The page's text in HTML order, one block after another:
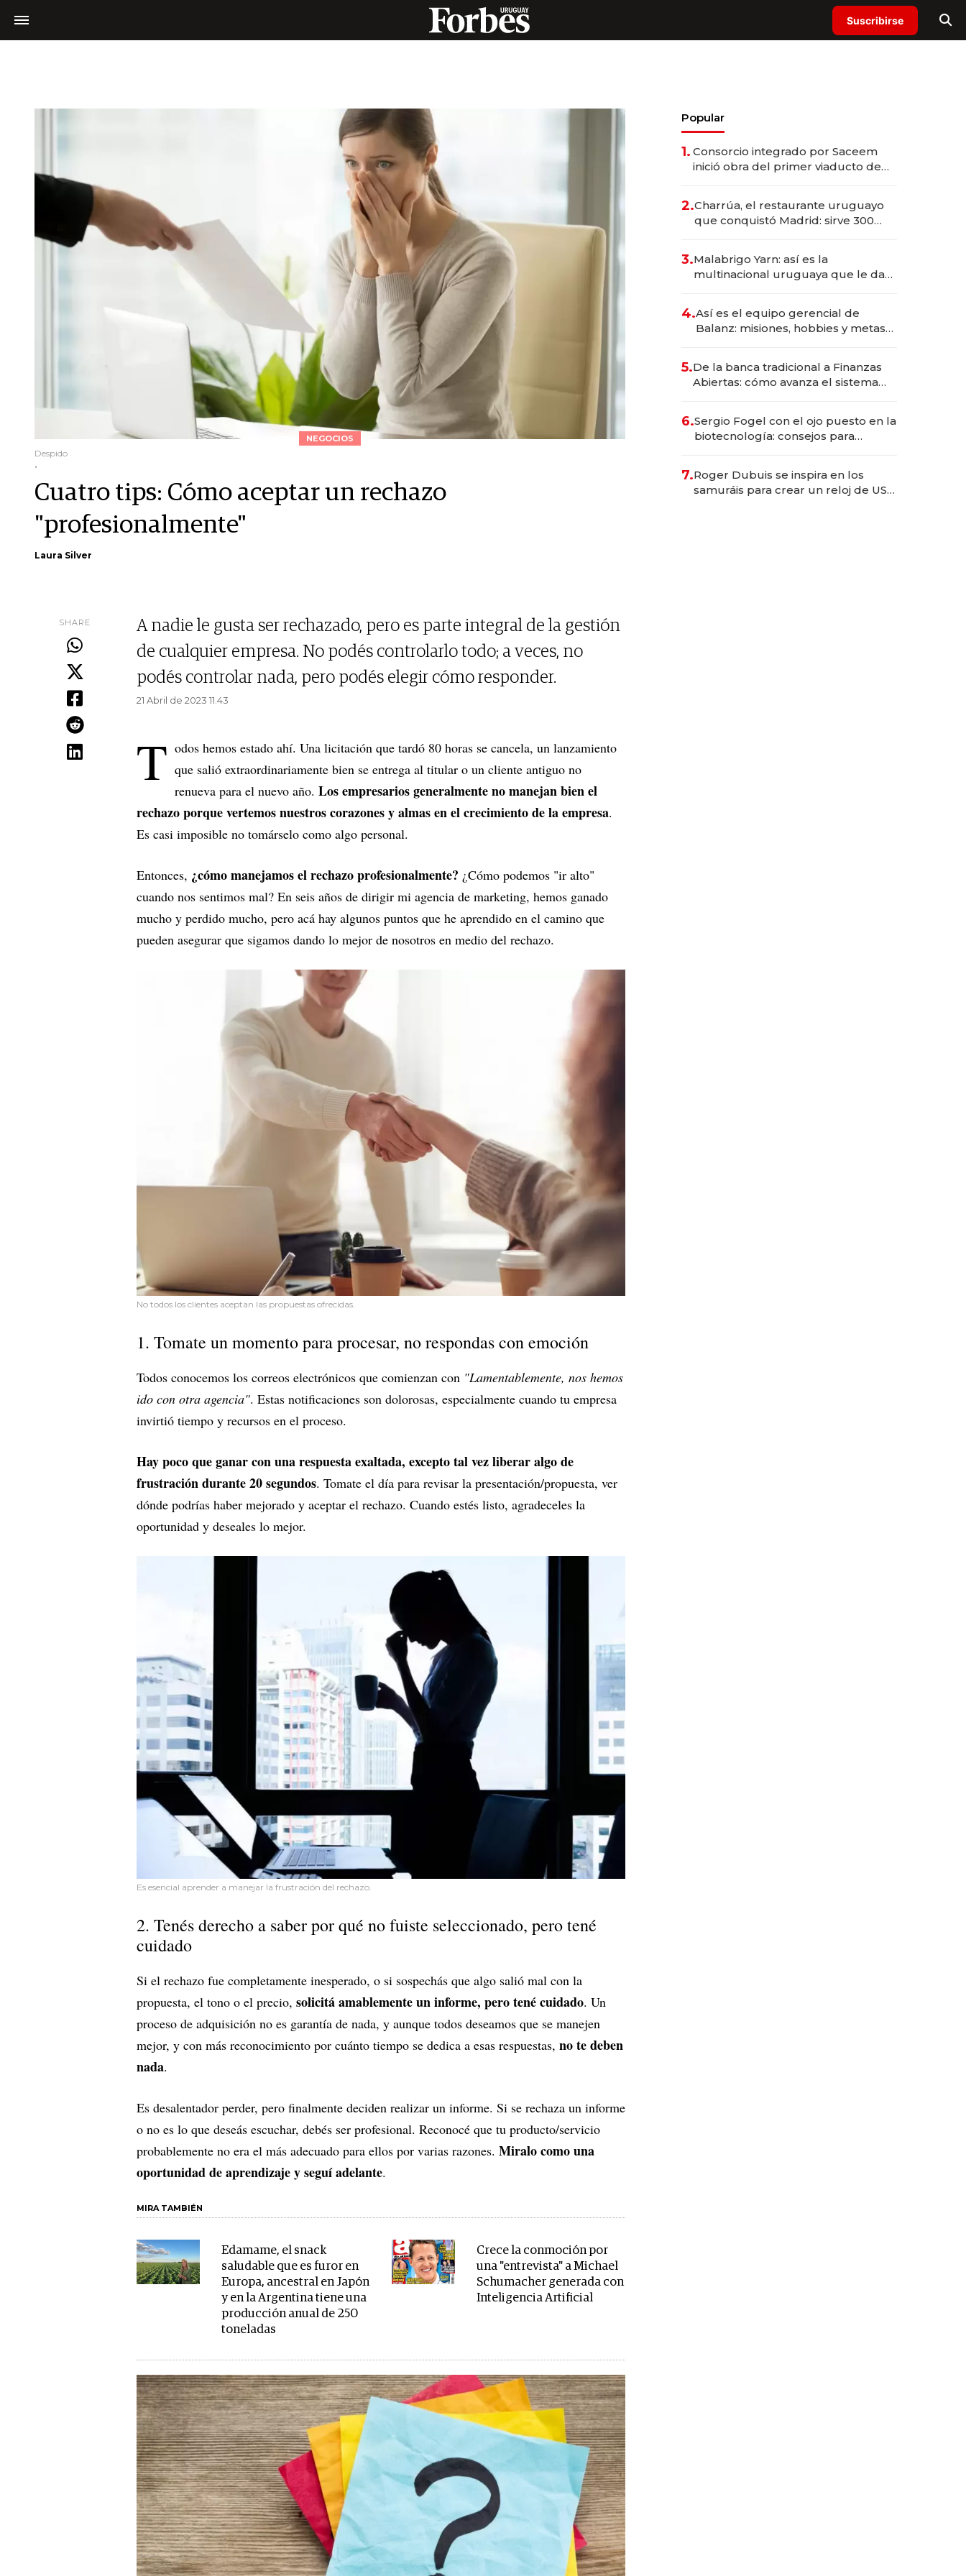
Suscribirse
NEGOCIOS
Despido
.
Cuatro tips: Cómo aceptar un rechazo
"profesionalmente"
Laura Silver
SHARE
A nadie le gusta ser rechazado, pero es parte integral de la gestión
de cualquier empresa. No podés controlarlo todo; a veces, no
podés controlar nada, pero podés elegir cómo responder.
21 Abril de 2023 11.43
T odos hemos estado ahí. Una licitación que tardó 80 horas se cancela, un lanzamiento
que salió extraordinariamente bien se entrega al titular o un cliente antiguo no
renueva para el nuevo año. Los empresarios generalmente no manejan bien el
rechazo porque vertemos nuestros corazones y almas en el crecimiento de la empresa.
Es casi imposible no tomárselo como algo personal.
Entonces, ¿cómo manejamos el rechazo profesionalmente? ¿Cómo podemos "ir alto"
cuando nos sentimos mal? En seis años de dirigir mi agencia de marketing, hemos ganado
mucho y perdido mucho, pero acá hay algunos puntos que he aprendido en el camino que
pueden asegurar que sigamos dando lo mejor de nosotros en medio del rechazo.
No todos los clientes aceptan las propuestas ofrecidas.
1. Tomate un momento para procesar, no respondas con emoción
Todos conocemos los correos electrónicos que comienzan con "Lamentablemente, nos hemos
ido con otra agencia". Estas notificaciones son dolorosas, especialmente cuando tu empresa
invirtió tiempo y recursos en el proceso.
Hay poco que ganar con una respuesta exaltada, excepto tal vez liberar algo de
frustración durante 20 segundos. Tomate el día para revisar la presentación/propuesta, ver
dónde podrías haber mejorado y aceptar el rechazo. Cuando estés listo, agradeceles la
oportunidad y deseales lo mejor.
Es esencial aprender a manejar la frustración del rechazo.
2. Tenés derecho a saber por qué no fuiste seleccionado, pero tené
cuidado
Si el rechazo fue completamente inesperado, o si sospechás que algo salió mal con la
propuesta, el tono o el precio, solicitá amablemente un informe, pero tené cuidado. Un
proceso de adquisición no es garantía de nada, y aunque todos deseamos que se manejen
mejor, y con más reconocimiento por cuánto tiempo se dedica a esas respuestas, no te deben
nada.
Es desalentador perder, pero finalmente deciden realizar un informe. Si se rechaza un informe
o no es lo que deseás escuchar, debés ser profesional. Reconocé que tu producto/servicio
probablemente no era el más adecuado para ellos por varias razones. Miralo como una
oportunidad de aprendizaje y seguí adelante.
MIRA TAMBIÉN
Edamame, el snack
saludable que es furor en
Europa, ancestral en Japón
y en la Argentina tiene una
producción anual de 250
toneladas
Crece la conmoción por
una "entrevista" a Michael
Schumacher generada con
Inteligencia Artificial
Popular
1. Consorcio integrado por Saceem
inició obra del primer viaducto de
millones
2.Charrúa, el restaurante uruguayo
que conquistó Madrid: sirve 300
prepara apertura
3.Malabrigo Yarn: así es la
multinacional uruguaya que le da
4.Así es el equipo gerencial de
Balanz: misiones, hobbies y metas
5.De la banca tradicional a Finanzas
Abiertas: cómo avanza el sistema
6.Sergio Fogel con el ojo puesto en la
biotecnología: consejos para
7.Roger Dubuis se inspira en los
samuráis para crear un reloj de US$